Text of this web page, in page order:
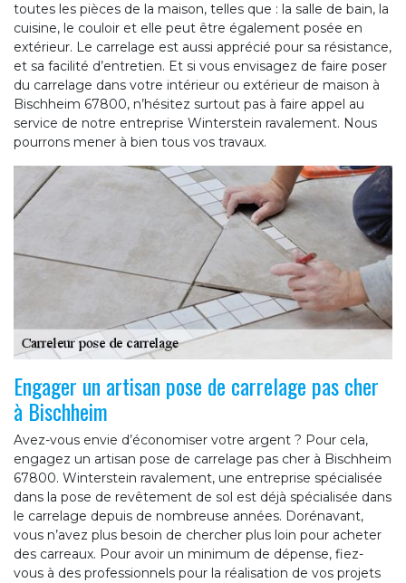
toutes les pièces de la maison, telles que : la salle de bain, la
cuisine, le couloir et elle peut être également posée en
extérieur. Le carrelage est aussi apprécié pour sa résistance,
et sa facilité d’entretien. Et si vous envisagez de faire poser
du carrelage dans votre intérieur ou extérieur de maison à
Bischheim 67800, n’hésitez surtout pas à faire appel au
service de notre entreprise Winterstein ravalement. Nous
pourrons mener à bien tous vos travaux.
Engager un artisan pose de carrelage pas cher
à Bischheim
Avez-vous envie d’économiser votre argent ? Pour cela,
engagez un artisan pose de carrelage pas cher à Bischheim
67800. Winterstein ravalement, une entreprise spécialisée
dans la pose de revêtement de sol est déjà spécialisée dans
le carrelage depuis de nombreuse années. Dorénavant,
vous n’avez plus besoin de chercher plus loin pour acheter
des carreaux. Pour avoir un minimum de dépense, fiez-
vous à des professionnels pour la réalisation de vos projets